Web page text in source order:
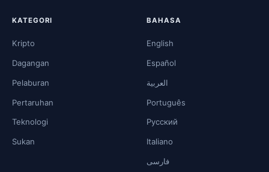
KATEGORI
Kripto
Dagangan
Pelaburan
Pertaruhan
Teknologi
Sukan
BAHASA
English
Español
العربية
Português
Русский
Italiano
فارسی